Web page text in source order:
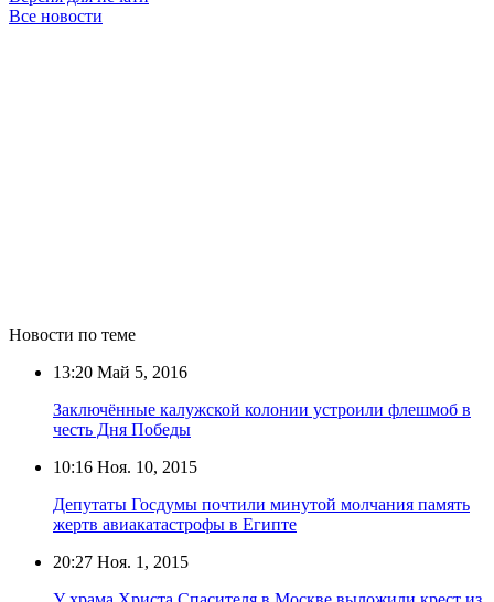
Все новости
Новости по теме
13:20 Май 5, 2016
Заключённые калужской колонии устроили флешмоб в
честь Дня Победы
10:16 Ноя. 10, 2015
Депутаты Госдумы почтили минутой молчания память
жертв авиакатастрофы в Египте
20:27 Ноя. 1, 2015